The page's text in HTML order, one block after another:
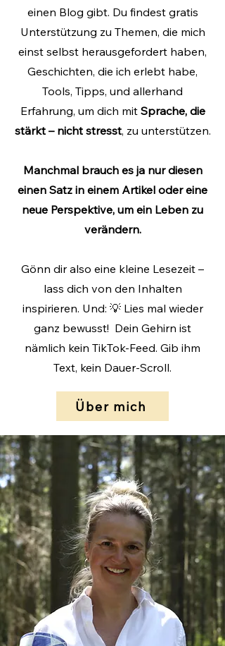
einen Blog gibt. Du findestgratis
Unterstützung zu Themen, die mich
einst selbst herausgefordert haben,
Geschichten, die ich erlebt habe,
Tools, Tipps, und allerhand
Erfahrung, um dich mit Sprache, die
stärkt – nicht stresst, zu unterstützen.
Manchmal brauch es ja nur diesen
einen Satz in einem Artikel oder eine
neue Perspektive, um ein Leben zu
verändern.
Gönn dir also eine kleine Lesezeit –
lass dich von den Inhalten
inspirieren. Und: 💡 Lies mal wieder
ganz bewusst! Dein Gehirn ist
nämlich kein TikTok-Feed. Gib ihm
Text, kein Dauer-Scroll.
Über mich